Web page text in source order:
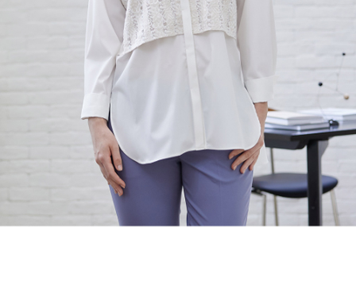
４．使用「AFTEE先享後付」時，將依據個別帳號之用戶狀況，依本公司即
時審查核予不同之上限額度；若仍有額度不足之情形，本公司將視審查結果
請求用戶進行身份認證。
５．嚴禁一人註冊多個帳號或使用他人資訊註冊。若發現惡意使用之情形，
恩沛科技股份有限公司將有權停止該用戶之使用額度並採取法律行動。